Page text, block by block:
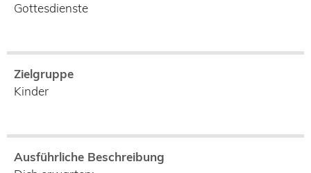
Gottesdienste
Zielgruppe
Kinder
Ausführliche Beschreibung